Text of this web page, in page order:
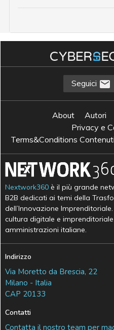
Seguici
About Autori
Privacy e
Terms&Conditions
Nextwork360 è il più grande
B2B dedicati ai temi della
dell’Innovazione
cultura digitale e
amministrazioni italiane.
Indirizzo
Via Moretto da Brescia, 22
Milano - Italia
CAP 20133
Contatti
Contatta il nostro team per